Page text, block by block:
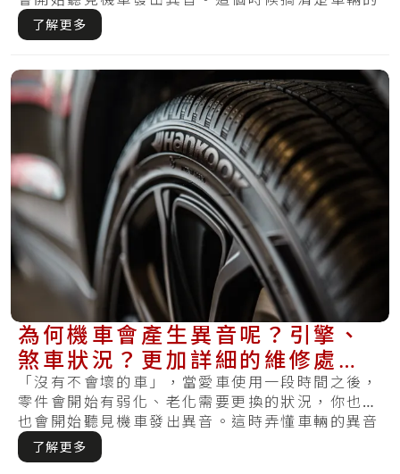
異音.....
了解更多
為何機車會產生異音呢？引擎、
煞車狀況？更加詳細的維修處理
方法在這裡
「沒有不會壞的車」，當愛車使用一段時間之後，
零件會開始有弱化、老化需要更換的狀況，你也許
也會開始聽見機車發出異音。這時弄懂車輛的異音
就非.....
了解更多